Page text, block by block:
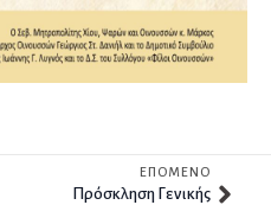
ΕΠΟΜΕΝΟ
Πρόσκληση Γενικής